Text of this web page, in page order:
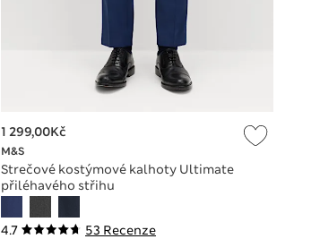
4.7 53 Recenze
M&S
Strečové kostýmové kalhoty Ultimate
přiléhavého střihu
1 299,00Kč